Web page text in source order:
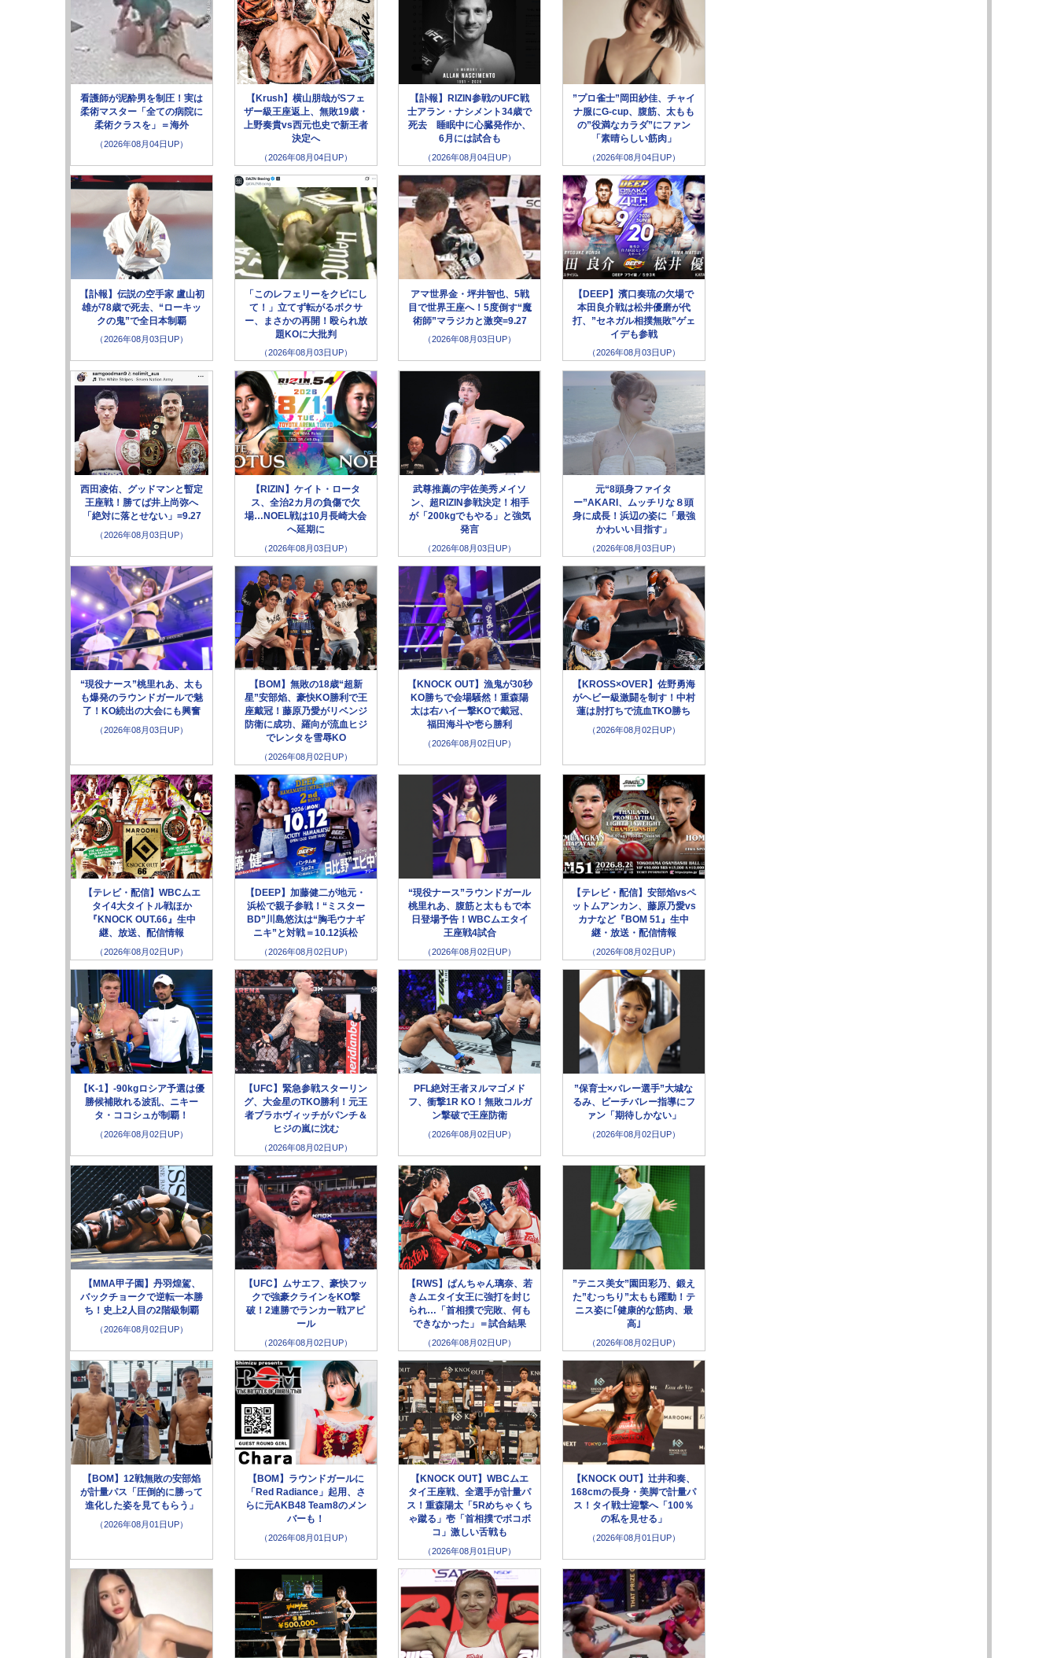
看護師が泥酔男を制圧！実は
柔術マスター「全ての病院に
柔術クラスを」＝海外
（2026年08月04日UP）
【Krush】横山朋哉がSフェ
ザー級王座返上、無敗19歳・
上野奏貴vs西元也史で新王者
決定へ
（2026年08月04日UP）
【訃報】RIZIN参戦のUFC戦
士アラン・ナシメント34歳で
死去 睡眠中に心臓発作か、
6月には試合も
（2026年08月04日UP）
”プロ雀士”岡田紗佳、チャイ
ナ服にG-cup、腹筋、太もも
の”役満なカラダ”にファン
「素晴らしい筋肉」
（2026年08月04日UP）
【訃報】伝説の空手家 盧山初
雄が78歳で死去、“ローキッ
クの鬼”で全日本制覇
（2026年08月03日UP）
「このレフェリーをクビにし
て！」立てず転がるボクサ
ー、まさかの再開！殴られ放
題KOに大批判
（2026年08月03日UP）
アマ世界金・坪井智也、5戦
目で世界王座へ！5度倒す“魔
術師”マラジカと激突=9.27
（2026年08月03日UP）
【DEEP】濱口奏琉の欠場で
本田良介戦は松井優磨が代
打、”セネガル相撲無敗”ゲェ
イデも参戦
（2026年08月03日UP）
西田凌佑、グッドマンと暫定
王座戦！勝てば井上尚弥へ
「絶対に落とせない」=9.27
（2026年08月03日UP）
【RIZIN】ケイト・ロータ
ス、全治2カ月の負傷で欠
場…NOEL戦は10月長崎大会
へ延期に
（2026年08月03日UP）
武尊推薦の宇佐美秀メイソ
ン、超RIZIN参戦決定！相手
が「200kgでもやる」と強気
発言
（2026年08月03日UP）
元“8頭身ファイタ
ー”AKARI、ムッチリな８頭
身に成長！浜辺の姿に「最強
かわいい目指す」
（2026年08月03日UP）
“現役ナース”桃里れあ、太も
も爆発のラウンドガールで魅
了！KO続出の大会にも興奮
（2026年08月03日UP）
【BOM】無敗の18歳“超新
星”安部焰、豪快KO勝利で王
座戴冠！藤原乃愛がリベンジ
防衛に成功、羅向が流血ヒジ
でレンタを雪辱KO
（2026年08月02日UP）
【KNOCK OUT】漁鬼が30秒
KO勝ちで会場騒然！重森陽
太は右ハイ一撃KOで戴冠、
福田海斗や壱ら勝利
（2026年08月02日UP）
【KROSS×OVER】佐野勇海
がヘビー級激闘を制す！中村
蓮は肘打ちで流血TKO勝ち
（2026年08月02日UP）
【テレビ・配信】WBCムエ
タイ4大タイトル戦ほか
『KNOCK OUT.66』生中
継、放送、配信情報
（2026年08月02日UP）
【DEEP】加藤健二が地元・
浜松で親子参戦！“ミスター
BD”川島悠汰は“胸毛ウナギ
ニキ”と対戦＝10.12浜松
（2026年08月02日UP）
“現役ナース”ラウンドガール
桃里れあ、腹筋と太ももで本
日登場予告！WBCムエタイ
王座戦4試合
（2026年08月02日UP）
【テレビ・配信】安部焰vsペ
ットムアンカン、藤原乃愛vs
カナなど『BOM 51』生中
継・放送・配信情報
（2026年08月02日UP）
【K-1】-90kgロシア予選は優
勝候補敗れる波乱、ニキー
タ・ココシュが制覇！
（2026年08月02日UP）
【UFC】緊急参戦スターリン
グ、大金星のTKO勝利！元王
者ブラホヴィッチがパンチ＆
ヒジの嵐に沈む
（2026年08月02日UP）
PFL絶対王者ヌルマゴメド
フ、衝撃1R KO！無敗コルガ
ン撃破で王座防衛
（2026年08月02日UP）
”保育士×バレー選手”大城な
るみ、ビーチバレー指導にフ
ァン「期待しかない」
（2026年08月02日UP）
【MMA甲子園】丹羽煌駕、
バックチョークで逆転一本勝
ち！史上2人目の2階級制覇
（2026年08月02日UP）
【UFC】ムサエフ、豪快フッ
クで強豪クラインをKO撃
破！2連勝でランカー戦アピ
ール
（2026年08月02日UP）
【RWS】ぱんちゃん璃奈、若
きムエタイ女王に強打を封じ
られ…「首相撲で完敗、何も
できなかった」＝試合結果
（2026年08月02日UP）
”テニス美女”園田彩乃、鍛え
た”むっちり”太もも躍動！テ
ニス姿に｢健康的な筋肉、最
高｣
（2026年08月02日UP）
【BOM】12戦無敗の安部焰
が計量パス「圧倒的に勝って
進化した姿を見てもらう」
（2026年08月01日UP）
【BOM】ラウンドガールに
「Red Radiance」起用、さ
らに元AKB48 Team8のメン
バーも！
（2026年08月01日UP）
【KNOCK OUT】WBCムエ
タイ王座戦、全選手が計量パ
ス！重森陽太「5Rめちゃくち
ゃ蹴る」壱「首相撲でボコボ
コ」激しい舌戦も
（2026年08月01日UP）
【KNOCK OUT】辻井和奏、
168cmの長身・美脚で計量パ
ス！タイ戦士迎撃へ「100％
の私を見せる」
（2026年08月01日UP）